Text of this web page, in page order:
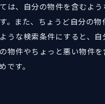
は、自分の物件を含むよう
。また、ちょうど自分の物
うな検索条件にすると、自
物件やちょっと悪い物件を
です。